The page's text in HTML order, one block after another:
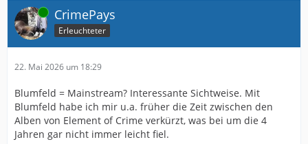
Online CrimePays
Erleuchteter
22. Mai 2026 um 18:29
Blumfeld = Mainstream? Interessante Sichtweise. Mit
Blumfeld habe ich mir u.a. früher die Zeit zwischen den
Alben von Element of Crime verkürzt, was bei um die 4
Jahren gar nicht immer leicht fiel.